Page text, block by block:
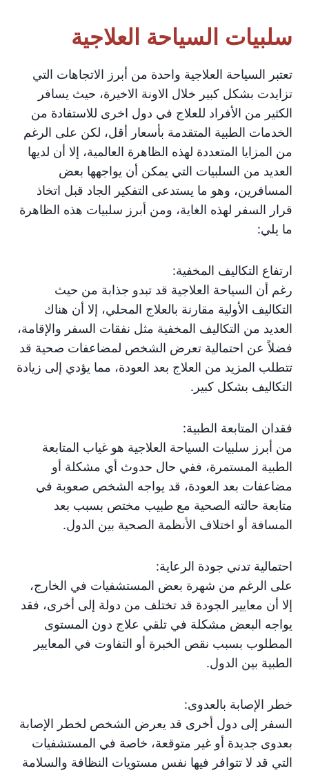
سلبيات السياحة العلاجية
تعتبر السياحة العلاجية واحدة من أبرز الاتجاهات التي
تزايدت بشكل كبير خلال الاونة الاخيرة، حيث يسافر
الكثير من الأفراد للعلاج في دول اخرى للاستفادة من
الخدمات الطبية المتقدمة بأسعار أقل، لكن على الرغم
من المزايا المتعددة لهذه الظاهرة العالمية، إلا أن لديها
العديد من السلبيات التي يمكن أن يواجهها بعض
المسافرين، وهو ما يستدعى التفكير الجاد قبل اتخاذ
قرار السفر لهذه الغاية، ومن أبرز سلبيات هذه الظاهرة
ما يلي:
ارتفاع التكاليف المخفية:
رغم أن السياحة العلاجية قد تبدو جذابة من حيث
التكاليف الأولية مقارنة بالعلاج المحلي، إلا أن هناك
العديد من التكاليف المخفية مثل نفقات السفر والإقامة،
فضلاً عن احتمالية تعرض الشخص لمضاعفات صحية قد
تتطلب المزيد من العلاج بعد العودة، مما يؤدي إلى زيادة
التكاليف بشكل كبير.
فقدان المتابعة الطبية:
من أبرز سلبيات السياحة العلاجية هو غياب المتابعة
الطبية المستمرة، ففي حال حدوث أي مشكلة أو
مضاعفات بعد العودة، قد يواجه الشخص صعوبة في
متابعة حالته الصحية مع طبيب مختص بسبب بعد
المسافة أو اختلاف الأنظمة الصحية بين الدول.
احتمالية تدني جودة الرعاية:
على الرغم من شهرة بعض المستشفيات في الخارج،
إلا أن معايير الجودة قد تختلف من دولة إلى أخرى، فقد
يواجه البعض مشكلة في تلقي علاج دون المستوى
المطلوب بسبب نقص الخبرة أو التفاوت في المعايير
الطبية بين الدول.
خطر الإصابة بالعدوى:
السفر إلى دول أخرى قد يعرض الشخص لخطر الإصابة
بعدوى جديدة أو غير متوقعة، خاصة في المستشفيات
التي قد لا تتوافر فيها نفس مستويات النظافة والسلامة